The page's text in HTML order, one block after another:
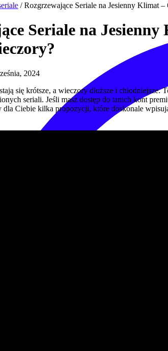
/Rozgrzewające Seriale na Jesienny Klimat
Seriale na
2024
się krótsze, a wieczory dłuższe i
seriali. Jeśli masz dostęp do tanich kont
Ciebie kilka propozycji, które doskonale